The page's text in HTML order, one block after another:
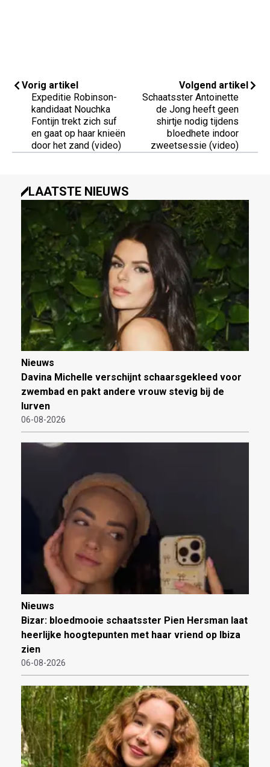
Vorig artikel
Expeditie Robinson-
kandidaat Nouchka
Fontijn trekt zich suf
en gaat op haar knieën
door het zand (video)
Volgend artikel
Schaatsster Antoinette
de Jong heeft geen
shirtje nodig tijdens
bloedhete indoor
zweetsessie (video)
LAATSTE NIEUWS
Nieuws
Davina Michelle verschijnt schaarsgekleed voor
zwembad en pakt andere vrouw stevig bij de
lurven
06-08-2026
Nieuws
Bizar: bloedmooie schaatsster Pien Hersman laat
heerlijke hoogtepunten met haar vriend op Ibiza
zien
06-08-2026